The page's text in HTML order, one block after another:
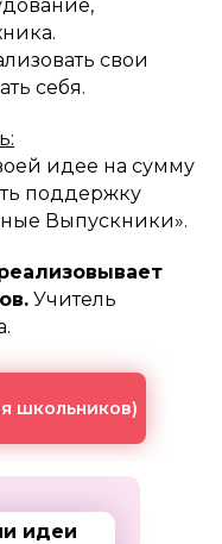
свои
себя.
идее на сумму
поддержку
Выпускники».
Учитель
школьников)
идеи